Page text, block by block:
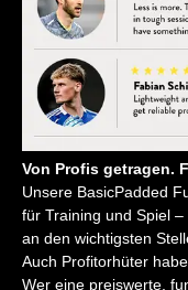
Von Profis getragen.
Unsere BasicPadded
für Training und Spiel
an den wichtigsten
Auch Profitorhüter
Wer eine preiswerte,